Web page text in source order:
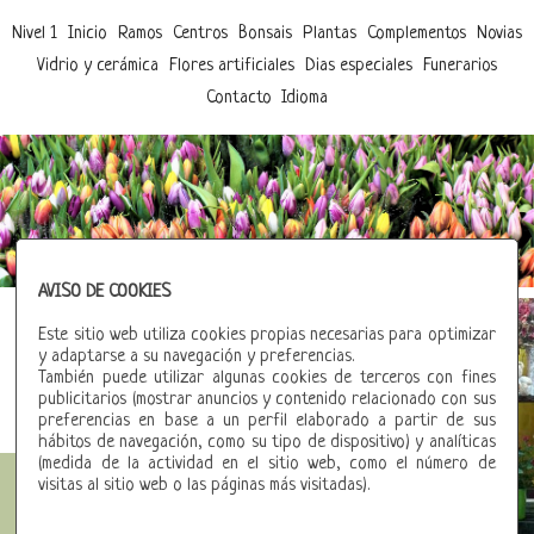
AVISO DE COOKIES
Este sitio web utiliza cookies propias necesarias para optimizar
y adaptarse a su navegación y preferencias.
También puede utilizar algunas cookies de terceros con fines
publicitarios (mostrar anuncios y contenido relacionado con sus
preferencias en base a un perfil elaborado a partir de sus
hábitos de navegación, como su tipo de dispositivo) y analíticas
(medida de la actividad en el sitio web, como el número de
visitas al sitio web o las páginas más visitadas).
Nivel 1 Inicio Ramos Centros Bonsais Plantas Complementos Novias
Vidrio y cerámica Flores artificiales Dias especiales Funerarios
Contacto Idioma
Previous